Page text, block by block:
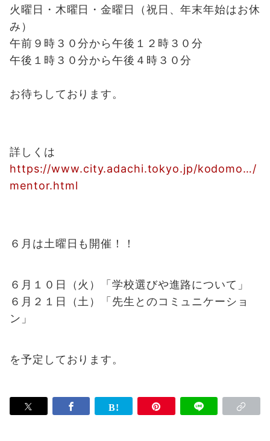
火曜日・木曜日・金曜日（祝日、年末年始はお休
み）
午前９時３０分から午後１２時３０分
午後１時３０分から午後４時３０分
お待ちしております。
詳しくは
https://www.city.adachi.tokyo.jp/kodomo…/
mentor.html
６月は土曜日も開催！！
６月１０日（火）「学校選びや進路について」
６月２１日（土）「先生とのコミュニケーショ
ン」
を予定しております。